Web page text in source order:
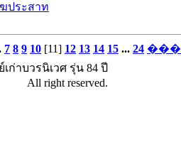
ประสาท
7 8 9 10 [11] 12 13 14 15 ... 24
ก่าบวรนิเวศ รุ่น 84 ปี
All right reserved.